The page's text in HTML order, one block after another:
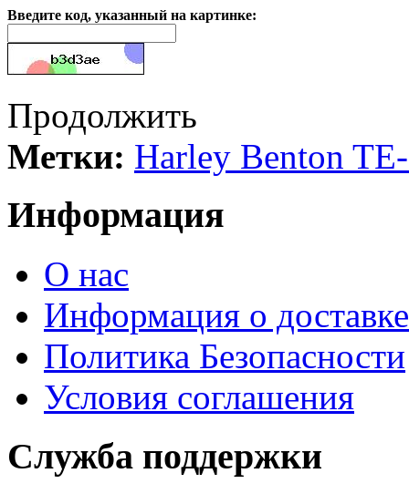
Введите код, указанный на картинке:
Продолжить
Метки: Harley Benton
Информация
О нас
Информация о доставке
Политика Безопасности
Условия соглашения
Служба поддержки